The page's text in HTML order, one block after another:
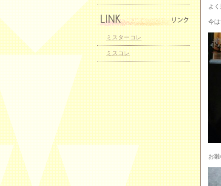
よ
今
お
ミスターコレ
ミスコレ